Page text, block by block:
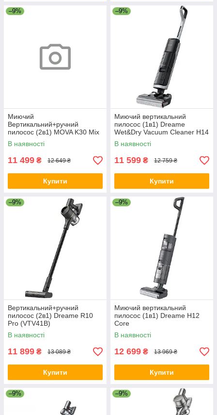
–9%
Миючий
Вертикальний+ручний
пилосос (2в1) MOVA K30 Mix
(HMV24A)
В наявності
11 499 ₴ 12 649 ₴
Купити
–9%
Миючий вертикальний
пилосос (1в1) Dreame
Wet&Dry Vacuum Cleaner H14
AE
В наявності
11 599 ₴ 12 759 ₴
Купити
–9%
Вертикальний+ручний
пилосос (2в1) Dreame R10
Pro (VTV41B)
В наявності
11 899 ₴ 13 089 ₴
Купити
–9%
Миючий вертикальний
пилосос (1в1) Dreame H12
Core
В наявності
12 699 ₴ 13 969 ₴
Купити
–9% –9%